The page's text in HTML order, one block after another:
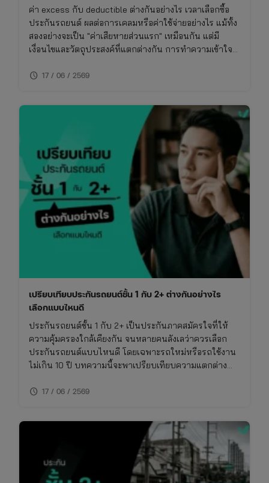
ค่า excess กับ deductible ต่างกันอย่างไร เวลาเลือกซื้อ
ประกันรถยนต์ ผลต่อการเคลมหรือค่าใช้จ่ายอย่างไร แม้ทั้ง
สองอย่างจะเป็น "ค่าเสียหายส่วนแรก" เหมือนกัน แต่มี
เงื่อนไขและวัตถุประสงค์ที่แตกต่างกัน การทำความเข้าใจ
ไม่พลาดย้อนหลัง
schedule 17 / 06 / 2569
เปรียบเทียบประกันรถยนต์ชั้น 1 กับ 2+ ต่างกันอย่างไร
เลือกแบบไหนดี
ประกันรถยนต์ชั้น 1 กับ 2+ เป็นประกันภาคสมัครใจที่ให้
ความคุ้มครองใกล้เคียงกัน จนหลายคนลังเลว่าควรเลือก
ประกันรถยนต์แบบไหนดี โดยเฉพาะรถใหม่หรือรถใช้งาน
ไม่เกิน 10 ปี บทความนี้จะพาเปรียบเทียบความแตกต่าง
เทียบ ทั้งเรื่องความคุ้มครอง ค่าเบี้ย และความเหมาะสมใน
schedule 17 / 06 / 2569